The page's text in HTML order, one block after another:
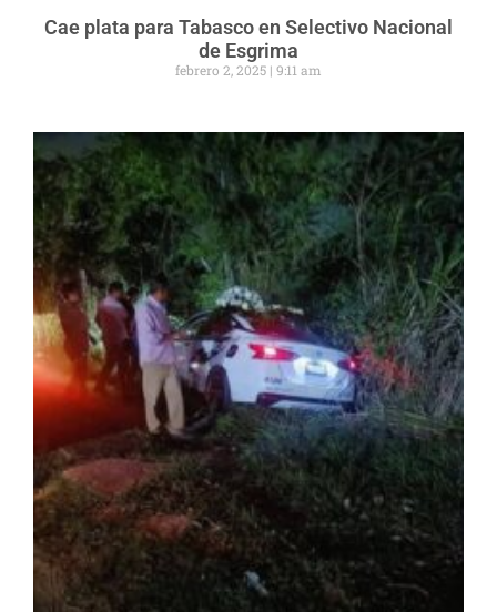
Cae plata para Tabasco en Selectivo Nacional
de Esgrima
febrero 2, 2025 9:11 am